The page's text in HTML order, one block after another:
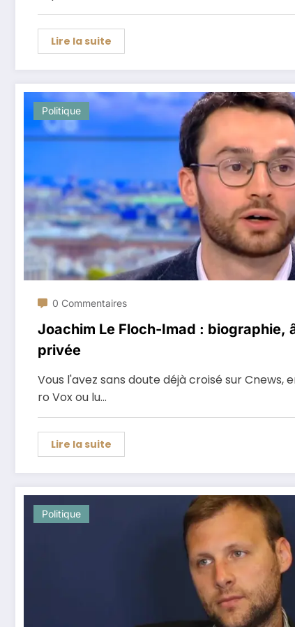
Lire la suite
Politique
0 Commentaires
Joachim Le Floch-Imad : biographie,
privée
Vous l'avez sans doute déjà croisé sur Cnews,
ro Vox ou lu…
Lire la suite
Politique